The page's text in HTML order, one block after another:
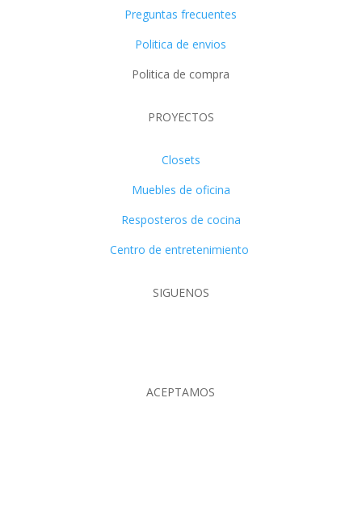
Preguntas frecuentes
Politica de envios
Politica de compra
PROYECTOS
Closets
Muebles de oficina
Resposteros de cocina
Centro de entretenimiento
SIGUENOS
ACEPTAMOS